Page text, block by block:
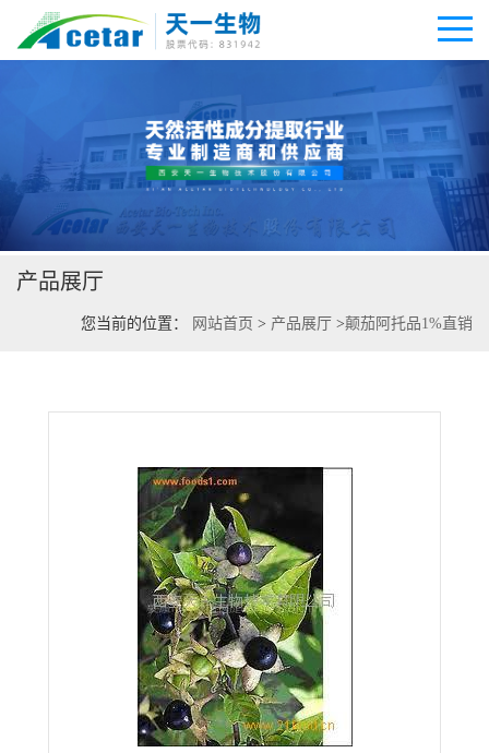
公司首页
公司介绍
公司动态
产品展厅
产品展厅
您当前的位置： 网站首页 > 产品展厅 >颠茄阿托品1%直销